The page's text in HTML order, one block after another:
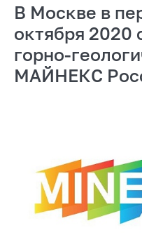
В Москве в
октября 2020
горно-
МАЙНЕКС